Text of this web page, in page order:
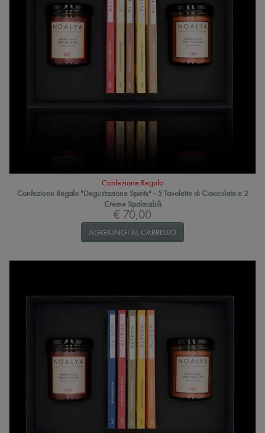
Confezione Regalo
Confezione Regalo "Degustazione Spirits" - 5 Tavolette di Cioccolato e 2
Creme Spalmabili
€ 70,00
AGGIUNGI AL CARRELLO